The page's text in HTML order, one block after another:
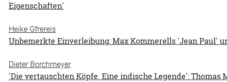
Eigenschaften'
Heike Gfrereis
Unbemerkte Einverleibung: Max Kommerells 'Jean Paul'
Dieter Borchmeyer
'Die vertauschten Köpfe. Eine indische Legende': Thomas